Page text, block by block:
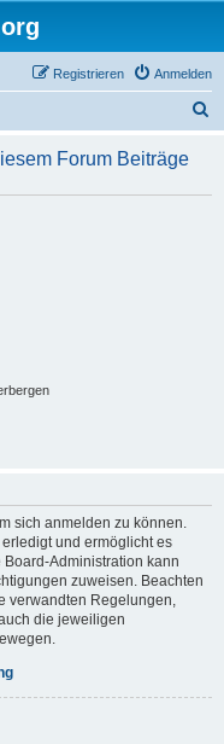
Anmelden
Registrieren
h
Forum Beiträge
sich anmelden zu können.
und ermöglicht es
Administration kann
zuweisen. Beachten
verwandten Regelungen,
die jeweiligen